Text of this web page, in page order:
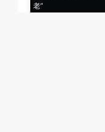
老”